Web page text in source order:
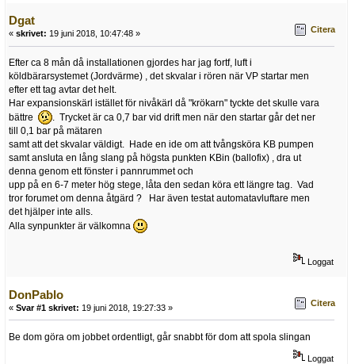
Dgat
« skrivet: 19 juni 2018, 10:47:48 » Citera
Efter ca 8 mån då installationen gjordes har jag fortf, luft i
köldbärarsystemet (Jordvärme) , det skvalar i rören när VP startar men
efter ett tag avtar det helt.
Har expansionskärl istället för nivåkärl då "krökarn" tyckte det skulle vara
bättre
. Trycket är ca 0,7 bar vid drift men när den startar går det ner
till 0,1 bar på mätaren
samt att det skvalar väldigt. Hade en ide om att tvångsköra KB pumpen
samt ansluta en lång slang på högsta punkten KBin (ballofix) , dra ut
denna genom ett fönster i pannrummet och
upp på en 6-7 meter hög stege, låta den sedan köra ett längre tag. Vad
tror forumet om denna åtgärd ? Har även testat automatavluftare men
det hjälper inte alls.
Alla synpunkter är välkomna
Loggat
DonPablo
« Svar #1 skrivet: 19 juni 2018, 19:27:33 » Citera
Be dom göra om jobbet ordentligt, går snabbt för dom att spola slingan
Loggat